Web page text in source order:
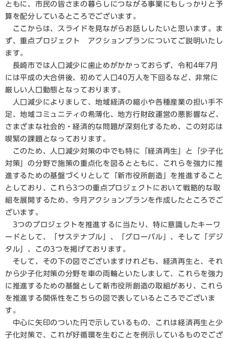
ともに、市民の皆さまの暮らしにつながる事業にもしっかりと予
算を配分しているところでございます。
ここからは、スライドを見ながらお話ししたいと思います。ま
ず、重点プロジェクト アクションプランについてご説明いたし
ます。
長崎市では人口減少に歯止めがかかっておらず、令和4年7月
には平成の大合併後、初めて人口40万人を下回るなど、非常に
厳しい人口動態となっております。
人口減少によりまして、地域経済の縮小や各種産業の担い手不
足、地域コミュニティの希薄化、地方行財政運営の悪影響など、
さまざまな社会的・経済的な問題が深刻化するため、この対応は
喫緊の課題となっております。
このため、人口減少対策の中でも特に「経済再生」と「少子化
対策」の分野で施策の重点化を図るとともに、これらを強力に推
進するための基盤づくりとして「新市役所創造」を推進すること
としており、これら3つの重点プロジェクトにおいて戦略的な取
組を展開するため、今月アクションプランを作成したところでご
ざいます。
3つのプロジェクトを推進するに当たり、特に意識したキーワ
ードとして、「サステナブル」、「グローバル」、そして「デジ
タル」、この3つを掲げております。
そして、その下の図でございますけれども、経済再生と、それ
から少子化対策の分野を車の両輪といたしまして、これらを強力
に推進するための基盤として新市役所創造の取組があり、これら
を推進する関係性をこちらの図で表しているところでございま
す。
中心に矢印のついた円で示しているもの、これは経済再生と少
子化対策で、これが好循環を生むことを例示しているものでござ